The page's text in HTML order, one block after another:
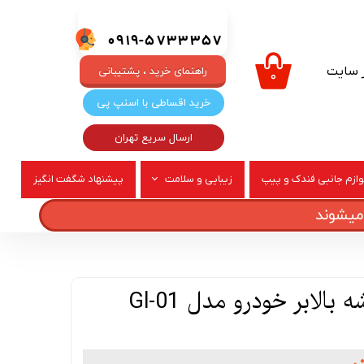
0919-5733357
سایت
جانبی فندک و پیپ زیبایی و سلامت پیشنهاد شگفت انگیز
۰
خرید اقساطی با اسنپ پی
ارسال سریع تهران
راهنمای خرید ، پشتیبانی
تقویت کننده شیشه بالابر خودرو مدل Gl-01